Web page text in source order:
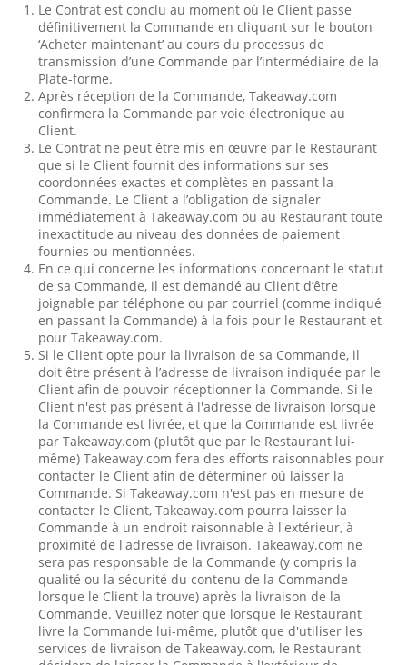
Le Contrat est conclu au moment où le Client passe
définitivement la Commande en cliquant sur le bouton
‘Acheter maintenant’ au cours du processus de
transmission d’une Commande par l’intermédiaire de la
Plate-forme.
Après réception de la Commande, Takeaway.com
confirmera la Commande par voie électronique au
Client.
Le Contrat ne peut être mis en œuvre par le Restaurant
que si le Client fournit des informations sur ses
coordonnées exactes et complètes en passant la
Commande. Le Client a l’obligation de signaler
immédiatement à Takeaway.com ou au Restaurant toute
inexactitude au niveau des données de paiement
fournies ou mentionnées.
En ce qui concerne les informations concernant le statut
de sa Commande, il est demandé au Client d’être
joignable par téléphone ou par courriel (comme indiqué
en passant la Commande) à la fois pour le Restaurant et
pour Takeaway.com.
Si le Client opte pour la livraison de sa Commande, il
doit être présent à l’adresse de livraison indiquée par le
Client afin de pouvoir réceptionner la Commande. Si le
Client n'est pas présent à l'adresse de livraison lorsque
la Commande est livrée, et que la Commande est livrée
par Takeaway.com (plutôt que par le Restaurant lui-
même) Takeaway.com fera des efforts raisonnables pour
contacter le Client afin de déterminer où laisser la
Commande. Si Takeaway.com n'est pas en mesure de
contacter le Client, Takeaway.com pourra laisser la
Commande à un endroit raisonnable à l'extérieur, à
proximité de l'adresse de livraison. Takeaway.com ne
sera pas responsable de la Commande (y compris la
qualité ou la sécurité du contenu de la Commande
lorsque le Client la trouve) après la livraison de la
Commande. Veuillez noter que lorsque le Restaurant
livre la Commande lui-même, plutôt que d'utiliser les
services de livraison de Takeaway.com, le Restaurant